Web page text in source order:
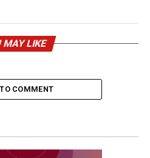
MAY LIKE
COMMENT